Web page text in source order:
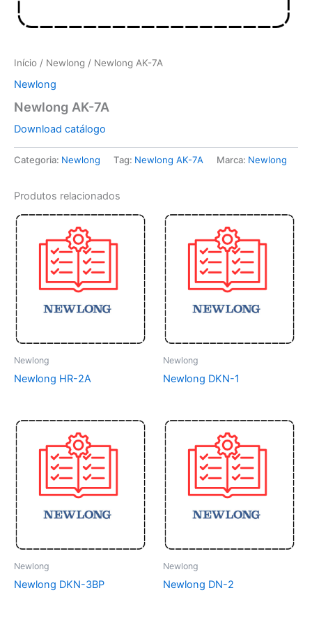
Início / Newlong / Newlong AK-7A
Newlong
Newlong AK-7A
Download catálogo
Categoria: Newlong Tag: Newlong AK-7A Marca: Newlong
Produtos relacionados
Newlong
Newlong HR-2A
Newlong
Newlong DKN-1
Newlong
Newlong DKN-3BP
Newlong
Newlong DN-2